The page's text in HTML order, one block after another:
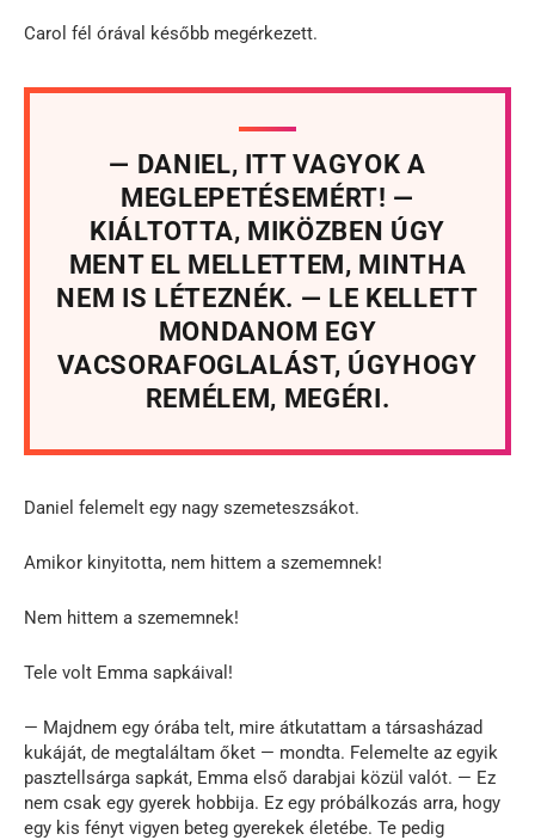
Carol fél órával később megérkezett.
— DANIEL, ITT VAGYOK A
MEGLEPETÉSEMÉRT! —
KIÁLTOTTA, MIKÖZBEN ÚGY
MENT EL MELLETTEM, MINTHA
NEM IS LÉTEZNÉK. — LE KELLETT
MONDANOM EGY
VACSORAFOGLALÁST, ÚGYHOGY
REMÉLEM, MEGÉRI.
Daniel felemelt egy nagy szemeteszsákot.
Amikor kinyitotta, nem hittem a szememnek!
Nem hittem a szememnek!
Tele volt Emma sapkáival!
— Majdnem egy órába telt, mire átkutattam a társasházad
kukáját, de megtaláltam őket — mondta. Felemelte az egyik
pasztellsárga sapkát, Emma első darabjai közül valót. — Ez
nem csak egy gyerek hobbija. Ez egy próbálkozás arra, hogy
egy kis fényt vigyen beteg gyerekek életébe. Te pedig